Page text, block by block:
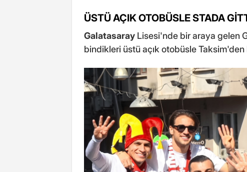
ÜSTÜ AÇIK OTOBÜSLE STADA
Galatasaray Lisesi'nde bir araya gelen
bindikleri üstü açık otobüsle Taksim'den